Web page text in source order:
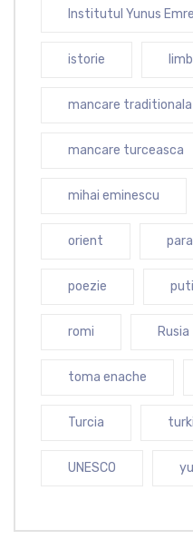
Institutul Yunus Emre
istorie
mancare traditionala
mancare turceasca
mihai eminescu
orient
poezie
romi Rusia
toma enache
Turcia
UNESCO